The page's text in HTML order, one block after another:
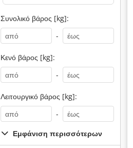
Συνολικό βάρος [kg]:
-
Κενό βάρος [kg]:
-
Λειτουργικό βάρος [kg]:
-
Εμφάνιση περισσότερων